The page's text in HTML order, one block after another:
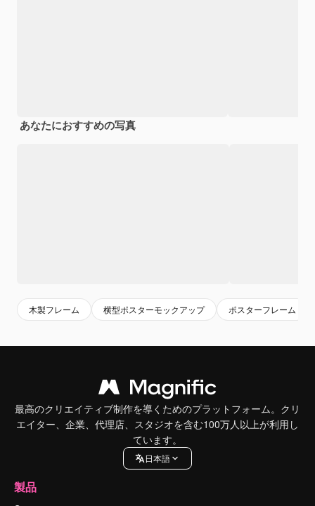
あなたにおすすめの写真
木製フレーム 横型ポスターモックアップ ポスターフレーム
最高のクリエイティブ制作を導くためのプラットフォーム。クリ
エイター、企業、代理店、スタジオを含む100万人以上が利用し
ています。
日本語
製品